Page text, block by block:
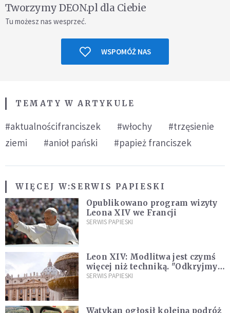
Tworzymy DEON.pl dla Ciebie
Tu możesz nas wesprzeć.
WSPOMÓŻ NAS
TEMATY W ARTYKULE
#aktualnościfranciszek #włochy
#trzęsienie
ziemi
#anioł pański #papież franciszek
WIĘCEJ W:SERWIS PAPIESKI
Opublikowano program wizyty
Leona XIV we Francji
SERWIS PAPIESKI
Leon XIV: Modlitwa jest czymś
więcej niż techniką. "Odkryjmy
ją na nowo"
SERWIS PAPIESKI
Watykan ogłosił kolejną podróż